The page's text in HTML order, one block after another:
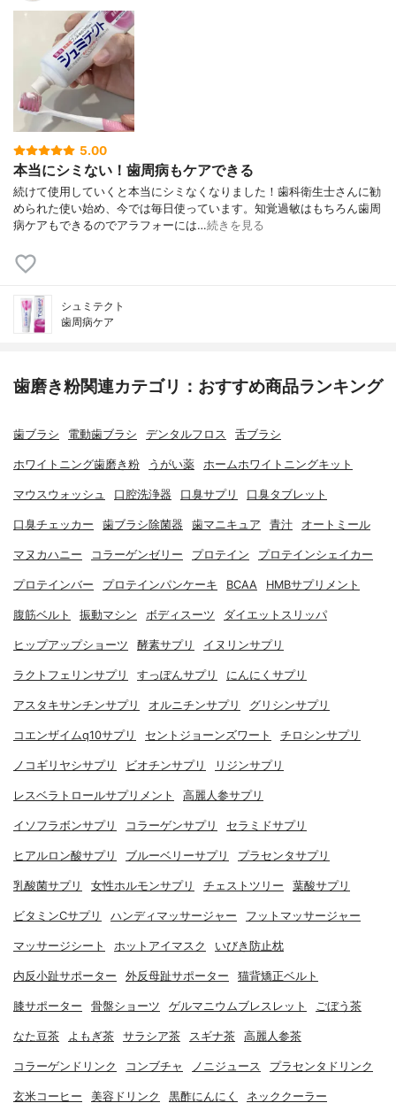
5.00
本当にシミない！歯周病もケアできる
続けて使用していくと本当にシミなくなりました！歯科衛生士さんに勧
められた使い始め、今では毎日使っています。知覚過敏はもちろん歯周
病ケアもできるのでアラフォーには…続きを見る
シュミテクト
歯周病ケア
歯磨き粉関連カテゴリ：おすすめ商品ランキング
歯ブラシ 電動歯ブラシ デンタルフロス 舌ブラシ
ホワイトニング歯磨き粉 うがい薬 ホームホワイトニングキット
マウスウォッシュ 口腔洗浄器 口臭サプリ 口臭タブレット
口臭チェッカー 歯ブラシ除菌器 歯マニキュア 青汁 オートミール
マヌカハニー コラーゲンゼリー プロテイン プロテインシェイカー
プロテインバー プロテインパンケーキ BCAA HMBサプリメント
腹筋ベルト 振動マシン ボディスーツ ダイエットスリッパ
ヒップアップショーツ 酵素サプリ イヌリンサプリ
ラクトフェリンサプリ すっぽんサプリ にんにくサプリ
アスタキサンチンサプリ オルニチンサプリ グリシンサプリ
コエンザイムq10サプリ セントジョーンズワート チロシンサプリ
ノコギリヤシサプリ ビオチンサプリ リジンサプリ
レスベラトロールサプリメント 高麗人参サプリ
イソフラボンサプリ コラーゲンサプリ セラミドサプリ
ヒアルロン酸サプリ ブルーベリーサプリ プラセンタサプリ
乳酸菌サプリ 女性ホルモンサプリ チェストツリー 葉酸サプリ
ビタミンCサプリ ハンディマッサージャー フットマッサージャー
マッサージシート ホットアイマスク いびき防止枕
内反小趾サポーター 外反母趾サポーター 猫背矯正ベルト
膝サポーター 骨盤ショーツ ゲルマニウムブレスレット ごぼう茶
なた豆茶 よもぎ茶 サラシア茶 スギナ茶 高麗人参茶
コラーゲンドリンク コンブチャ ノニジュース プラセンタドリンク
玄米コーヒー 美容ドリンク 黒酢にんにく ネッククーラー